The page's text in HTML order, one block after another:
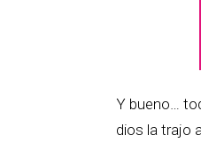
Y bueno…
dios la trajo